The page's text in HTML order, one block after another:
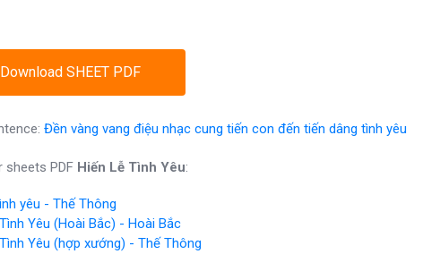
Download SHEET PDF
Đền vàng vang điệu nhạc cung tiến con đến tiến dâng tình yêu
sheets PDF Hiến Lễ Tình Yêu:
yêu - Thế Thông
Yêu (Hoài Bắc) - Hoài Bắc
Yêu (hợp xướng) - Thế Thông